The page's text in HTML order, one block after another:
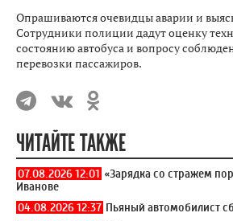
Опрашиваются очевидцы аварии и
Сотрудники полиции дадут оценку
состоянию автобуса и вопросу
перевозки пассажиров.
ЧИТАЙТЕ ТАКЖЕ
07.08.2026 12:01 «Зарядка со стражем
Иванове
04.08.2026 12:37 Пьяный автомобилист